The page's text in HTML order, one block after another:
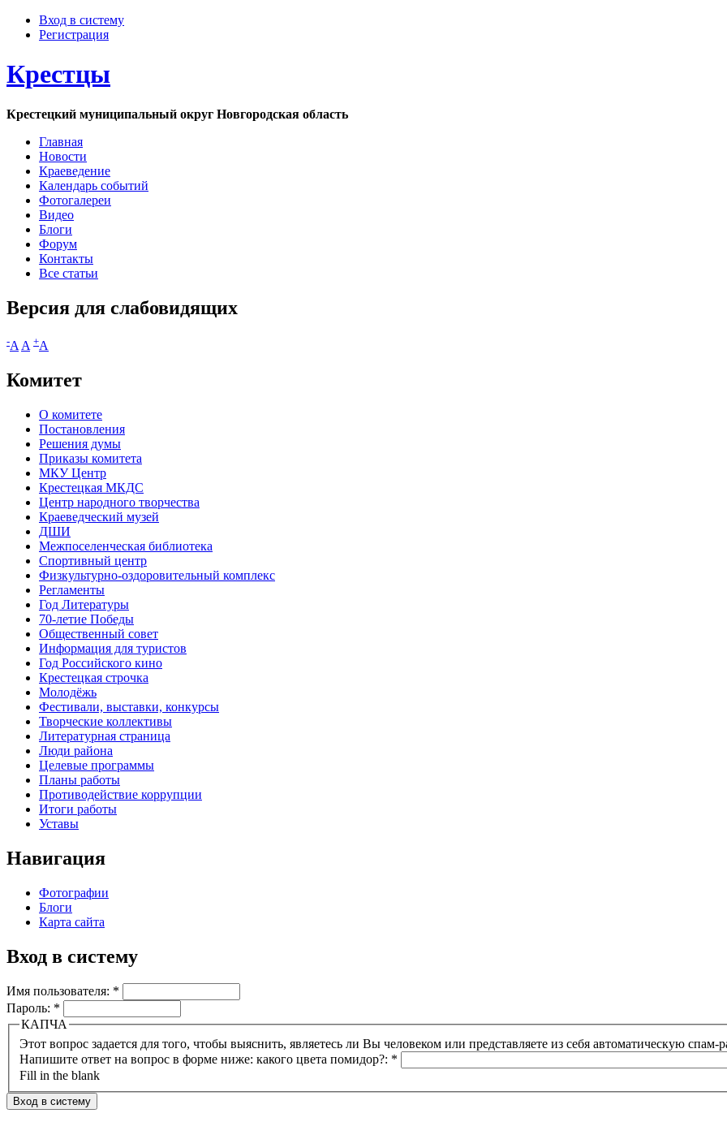
Вход в систему
Регистрация
Крестцы
Крестецкий муниципальный округ Новгородская область
Главная
Новости
Краеведение
Календарь событий
Фотогалереи
Видео
Блоги
Форум
Контакты
Все статьи
Версия для слабовидящих
-A A +A
Комитет
О комитете
Постановления
Решения думы
Приказы комитета
МКУ Центр
Крестецкая МКДС
Центр народного творчества
Краеведческий музей
ДШИ
Межпоселенческая библиотека
Спортивный центр
Физкультурно-оздоровительный комплекс
Регламенты
Год Литературы
70-летие Победы
Общественный совет
Информация для туристов
Год Российского кино
Крестецкая строчка
Молодёжь
Фестивали, выставки, конкурсы
Творческие коллективы
Литературная страница
Люди района
Целевые программы
Планы работы
Противодействие коррупции
Итоги работы
Уставы
Навигация
Фотографии
Блоги
Карта сайта
Вход в систему
Имя пользователя: *
Пароль: *
КАПЧА
Этот вопрос задается для того, чтобы выяснить, являетесь ли Вы человеком или представляете из себя
Напишите ответ на вопрос в форме ниже: какого цвета помидор?: *
Fill in the blank